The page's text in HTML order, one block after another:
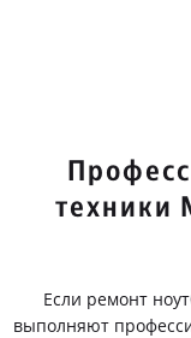
техники
Если ремонт
выполняют